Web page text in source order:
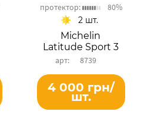
протектор: 80%
Michelin
Latitude Sport 3
8739
2 шт.
4 000 грн/
шт.